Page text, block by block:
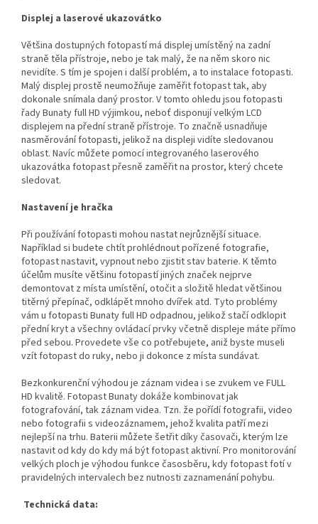
Displej a laserové ukazovátko
Většina dostupných fotopastí má displej umístěný na zadní
straně těla přístroje, nebo je tak malý, že na něm skoro nic
nevidíte. S tím je spojen i další problém, a to instalace fotopasti.
Malý displej prostě neumožňuje zaměřit fotopast tak, aby
dokonale snímala daný prostor. V tomto ohledu jsou fotopasti
řady Bunaty full HD výjimkou, neboť disponují velkým LCD
displejem na přední straně přístroje. To značně usnadňuje
nasměrování fotopasti, jelikož na displeji vidíte sledovanou
oblast. Navíc můžete pomocí integrovaného laserového
ukazovátka fotopast přesně zaměřit na prostor, který chcete
sledovat.
Nastavení je hračka
Při používání fotopasti mohou nastat nejrůznější situace.
Například si budete chtít prohlédnout pořízené fotografie,
fotopast nastavit, vypnout nebo zjistit stav baterie. K těmto
účelům musíte většinu fotopastí jiných značek nejprve
demontovat z místa umístění, otočit a složitě hledat většinou
titěrný přepínač, odklápět mnoho dvířek atd. Tyto problémy
vám u fotopasti Bunaty full HD odpadnou, jelikož stačí odklopit
přední kryt a všechny ovládací prvky včetně displeje máte přímo
před sebou. Provedete vše co potřebujete, aniž byste museli
vzít fotopast do ruky, nebo ji dokonce z místa sundávat.
Bezkonkurenční výhodou je záznam videa i se zvukem ve FULL
HD kvalitě. Fotopast Bunaty dokáže kombinovat jak
fotografování, tak záznam videa. Tzn. že pořídí fotografii, video
nebo fotografii s videozáznamem, jehož kvalita patří mezi
nejlepší na trhu. Baterii můžete šetřit díky časovači, kterým lze
nastavit od kdy do kdy má být fotopast aktivní. Pro monitorování
velkých ploch je výhodou funkce časosběru, kdy fotopast fotí v
pravidelných intervalech bez nutnosti zaznamenání pohybu.
Technická data: